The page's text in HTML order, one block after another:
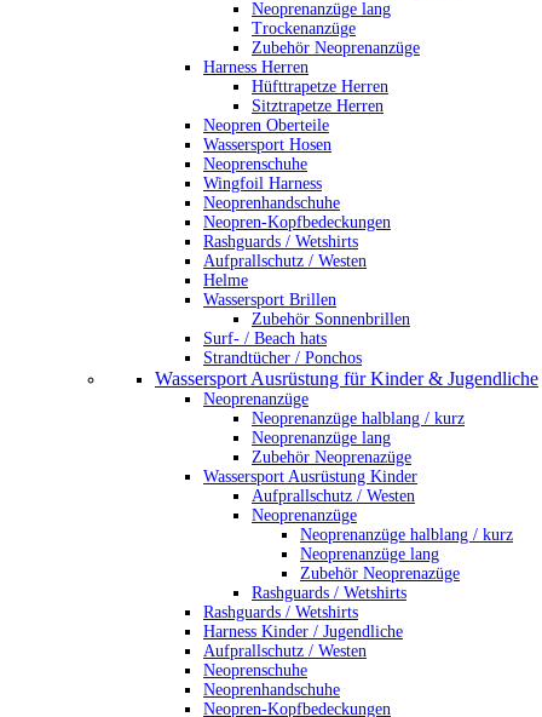
Neoprenanzüge lang
Trockenanzüge
Zubehör Neoprenanzüge
Harness Herren
Hüfttrapetze Herren
Sitztrapetze Herren
Neopren Oberteile
Wassersport Hosen
Neoprenschuhe
Wingfoil Harness
Neoprenhandschuhe
Neopren-Kopfbedeckungen
Rashguards / Wetshirts
Aufprallschutz / Westen
Helme
Wassersport Brillen
Zubehör Sonnenbrillen
Surf- / Beach hats
Strandtücher / Ponchos
Wassersport Ausrüstung für Kinder & Jugendliche
Neoprenanzüge
Neoprenanzüge halblang / kurz
Neoprenanzüge lang
Zubehör Neoprenazüge
Wassersport Ausrüstung Kinder
Aufprallschutz / Westen
Neoprenanzüge
Neoprenanzüge halblang / kurz
Neoprenanzüge lang
Zubehör Neoprenazüge
Rashguards / Wetshirts
Rashguards / Wetshirts
Harness Kinder / Jugendliche
Aufprallschutz / Westen
Neoprenschuhe
Neoprenhandschuhe
Neopren-Kopfbedeckungen